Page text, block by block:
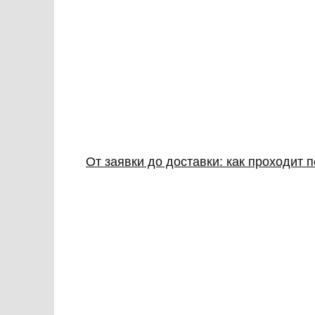
От заявки до доставки: как проходит